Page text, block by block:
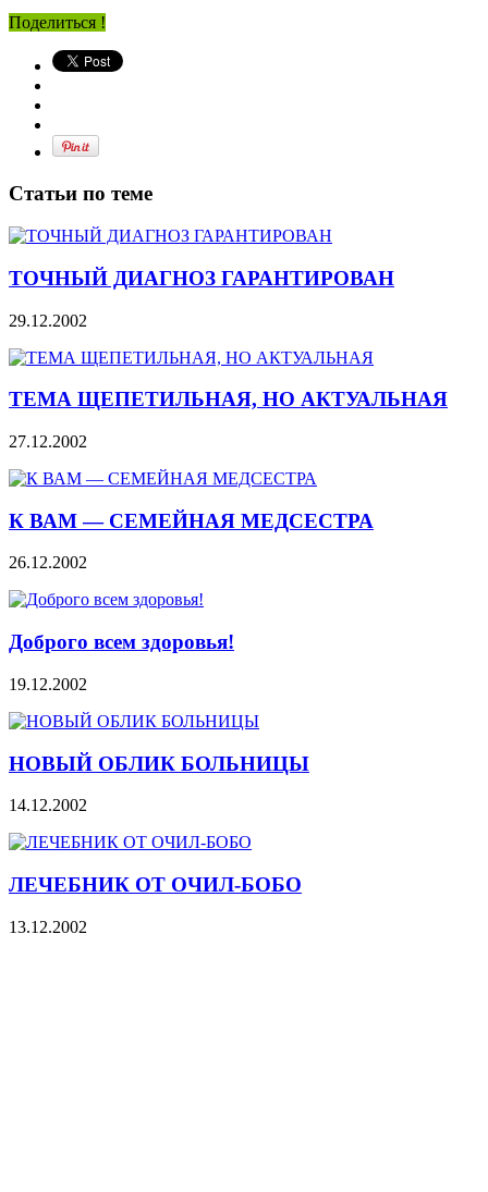
Поделиться !
Статьи по теме
ТОЧНЫЙ ДИАГНОЗ ГАРАНТИРОВАН
29.12.2002
ТЕМА ЩЕПЕТИЛЬНАЯ, НО АКТУАЛЬНАЯ
27.12.2002
К ВАМ — СЕМЕЙНАЯ МЕДСЕСТРА
26.12.2002
Доброго всем здоровья!
19.12.2002
НОВЫЙ ОБЛИК БОЛЬНИЦЫ
14.12.2002
ЛЕЧЕБНИК ОТ ОЧИЛ-БОБО
13.12.2002